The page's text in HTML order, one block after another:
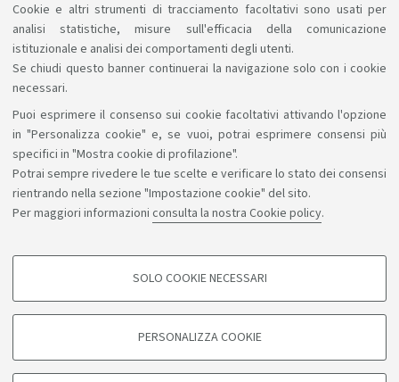
Cookie e altri strumenti di tracciamento facoltativi sono usati per
analisi statistiche, misure sull'efficacia della comunicazione
istituzionale e analisi dei comportamenti degli utenti.
Se chiudi questo banner continuerai la navigazione solo con i cookie
necessari.
Puoi esprimere il consenso sui cookie facoltativi attivando l'opzione
in "Personalizza cookie" e, se vuoi, potrai esprimere consensi più
specifici in "Mostra cookie di profilazione".
Potrai sempre rivedere le tue scelte e verificare lo stato dei consensi
rientrando nella sezione "Impostazione cookie" del sito.
Per maggiori informazioni consulta la nostra Cookie policy.
COOKIE DI PROFILAZIONE - FACOLTATIVI
degli utenti, creare profili in base al loro comportamento sul sito, per analisi
di marketing.
SOLO COOKIE NECESSARI
PERSONALIZZA COOKIE
Sosteniamo il diritto alla conoscenza
Seguici su:
Bologna - Via Zamboni, 33 - 40126 Bologna - PI: 01131710376 -
CF: 80007010376